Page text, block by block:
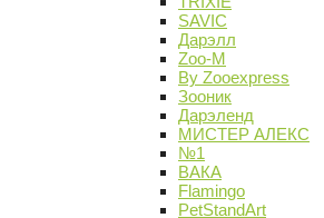
SAVIC
Дарэлл
Zoo-M
By Zooexpress
Зооник
Дарэленд
МИСТЕР АЛЕКС
№1
ВАКА
Flamingo
PetStandArt